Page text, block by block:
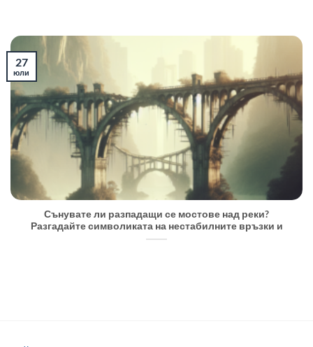
Сънувате ли разпадащи се мостове над реки?
Разгадайте символиката на нестабилните връзки и
27
юли